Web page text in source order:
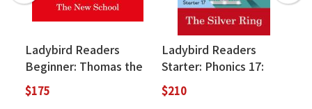
Ladybird Readers
Beginner: Thomas the
Tank Engine: The New
School
$175
Ladybird Readers
Starter: Phonics 17:
The Silver Ring
$210